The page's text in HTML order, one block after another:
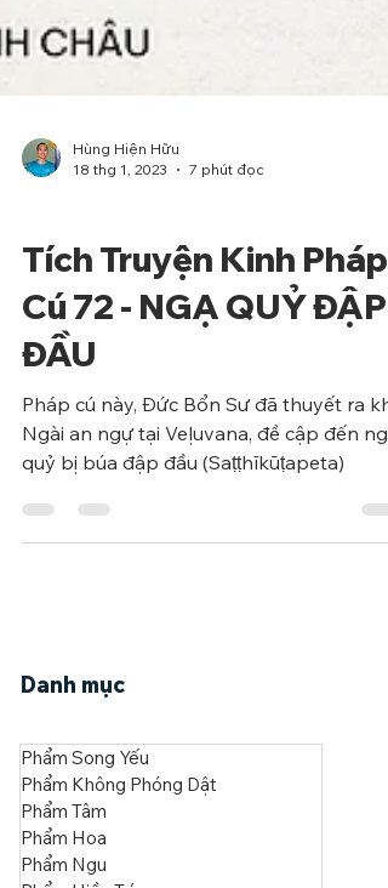
Phẩm Ngu
Tích Truyện Kinh Pháp
Cú 72 - NGẠ QUỶ ĐẬP
ĐẦU
Pháp cú này, Đức Bổn Sư đã thuyết ra khi
Ngài an ngự tại Veḷuvana, đề cập đến ngạ
Danh mục
Phẩm Song Yếu
Phẩm Không Phóng Dật
Phẩm Tâm